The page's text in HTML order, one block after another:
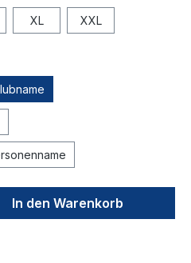
XL XXL
In den Warenkorb